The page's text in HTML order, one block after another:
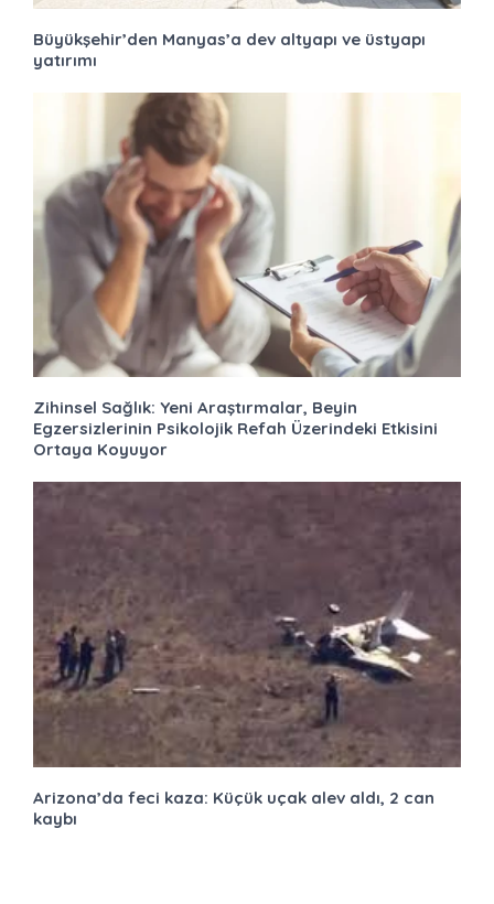
Büyükşehir’den Manyas’a dev altyapı ve üstyapı
yatırımı
Zihinsel Sağlık: Yeni Araştırmalar, Beyin
Egzersizlerinin Psikolojik Refah Üzerindeki Etkisini
Ortaya Koyuyor
Arizona’da feci kaza: Küçük uçak alev aldı, 2 can
kaybı